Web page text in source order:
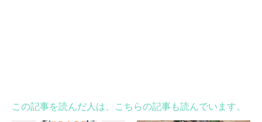
この記事を読んだ人は、こちらの記事も読んでいます。